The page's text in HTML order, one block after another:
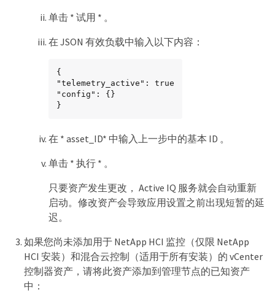
单击 * 试用 * 。
在 JSON 有效负载中输入以下内容：
{
"telemetry_active": true
"config": {}
}
在 * asset_ID* 中输入上一步中的基本 ID 。
单击 * 执行 * 。
只要资产发生更改， Active IQ 服务就会自动重新
启动。修改资产会导致应用设置之前出现短暂的延
迟。
如果您尚未添加用于 NetApp HCI 监控（仅限 NetApp
HCI 安装）和混合云控制（适用于所有安装）的 vCenter
控制器资产，请将此资产添加到管理节点的已知资产
中：